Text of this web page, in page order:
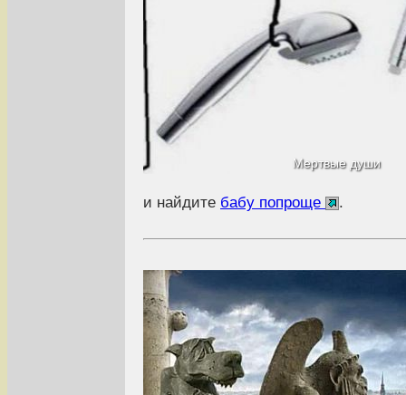
Мертвые души
и найдите бабу попроще .